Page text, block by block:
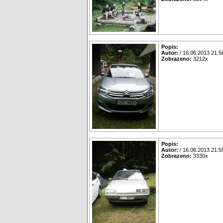
Popis:
Autor: / 16.06.2013
Zobrazeno: 3212x
Popis:
Autor: / 16.06.2013
Zobrazeno: 3330x